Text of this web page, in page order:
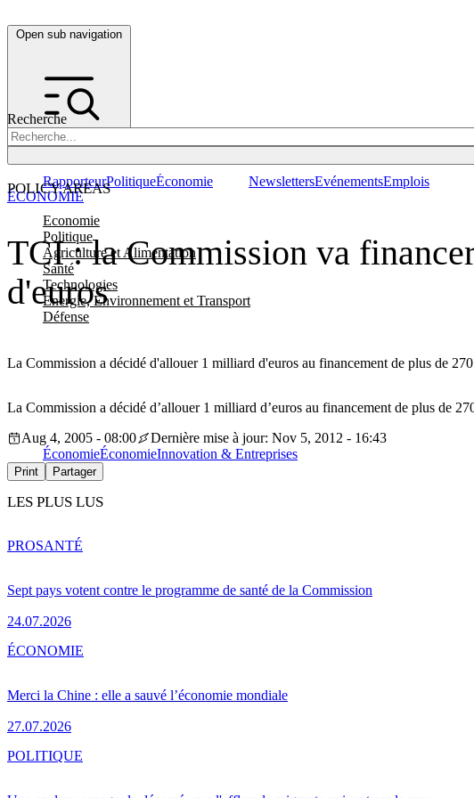
Open sub navigation
Recherche
POLICY AREAS
Economie
Politique
Agriculture et Alimentation
Santé
Technologies
Energie, Environnement et Transport
Défense
RapporteurPolitiqueÉconomie NewslettersEvénementsEmplois
TCI : la Commission va
d'euros
La Commission a décidé d'allouer 1 milliard d'euros au financement de plus de
ÉCONOMIE
La Commission a décidé d’allouer 1 milliard d’euros au financement de plus de
Aug 4, 2005 - 08:00
Dernière mise à jour: Nov 5, 2012 - 16:43
ÉconomieÉconomieInnovation & Entreprises
Print Partager
LES PLUS LUS
Sept pays votent contre le programme de santé de la Commission
24.07.2026
PROSANTÉ
Merci la Chine : elle a sauvé l’économie mondiale
27.07.2026
ÉCONOMIE
POLITIQUE